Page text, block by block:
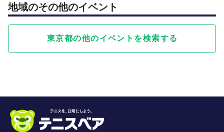
地域のその他のイベント
東京都の他のイベントを検索する